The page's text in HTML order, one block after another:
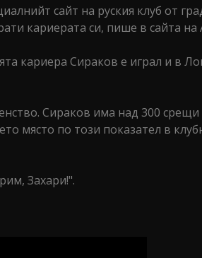
сайт на руския клуб от
кариерата си, пише в сайта на
кариера Сираков е играл и в
Сираков има над 300 срещи
място по този показател в
Захари!".